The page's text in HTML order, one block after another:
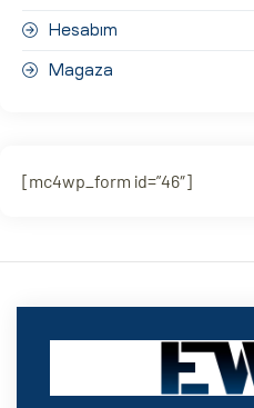
Hesabım
Magaza
[mc4wp_form id=”46″]